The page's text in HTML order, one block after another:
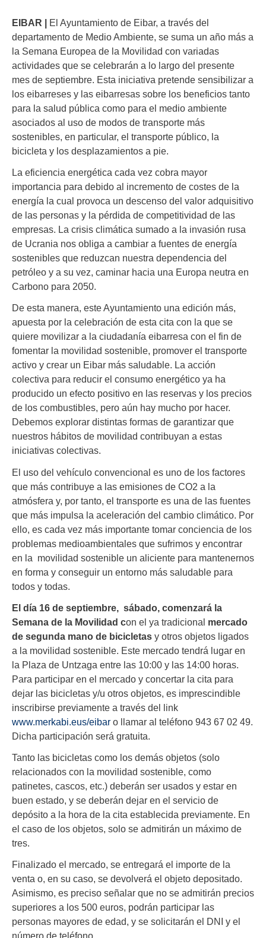
EIBAR | El Ayuntamiento de Eibar, a través del
departamento de Medio Ambiente, se suma un año más a
la Semana Europea de la Movilidad con variadas
actividades que se celebrarán a lo largo del presente
mes de septiembre. Esta iniciativa pretende sensibilizar a
los eibarreses y las eibarresas sobre los beneficios tanto
para la salud pública como para el medio ambiente
asociados al uso de modos de transporte más
sostenibles, en particular, el transporte público, la
bicicleta y los desplazamientos a pie.
La eficiencia energética cada vez cobra mayor
importancia para debido al incremento de costes de la
energía la cual provoca un descenso del valor adquisitivo
de las personas y la pérdida de competitividad de las
empresas. La crisis climática sumado a la invasión rusa
de Ucrania nos obliga a cambiar a fuentes de energía
sostenibles que reduzcan nuestra dependencia del
petróleo y a su vez, caminar hacia una Europa neutra en
Carbono para 2050.
De esta manera, este Ayuntamiento una edición más,
apuesta por la celebración de esta cita con la que se
quiere movilizar a la ciudadanía eibarresa con el fin de
fomentar la movilidad sostenible, promover el transporte
activo y crear un Eibar más saludable. La acción
colectiva para reducir el consumo energético ya ha
producido un efecto positivo en las reservas y los precios
de los combustibles, pero aún hay mucho por hacer.
Debemos explorar distintas formas de garantizar que
nuestros hábitos de movilidad contribuyan a estas
iniciativas colectivas.
El uso del vehículo convencional es uno de los factores
que más contribuye a las emisiones de CO2 a la
atmósfera y, por tanto, el transporte es una de las fuentes
que más impulsa la aceleración del cambio climático. Por
ello, es cada vez más importante tomar conciencia de los
problemas medioambientales que sufrimos y encontrar
en la movilidad sostenible un aliciente para mantenernos
en forma y conseguir un entorno más saludable para
todos y todas.
El día 16 de septiembre, sábado, comenzará la
Semana de la Movilidad con el ya tradicional mercado
de segunda mano de bicicletas y otros objetos ligados
a la movilidad sostenible. Este mercado tendrá lugar en
la Plaza de Untzaga entre las 10:00 y las 14:00 horas.
Para participar en el mercado y concertar la cita para
dejar las bicicletas y/u otros objetos, es imprescindible
inscribirse previamente a través del link
www.merkabi.eus/eibar o llamar al teléfono 943 67 02 49.
Dicha participación será gratuita.
Tanto las bicicletas como los demás objetos (solo
relacionados con la movilidad sostenible, como
patinetes, cascos, etc.) deberán ser usados y estar en
buen estado, y se deberán dejar en el servicio de
depósito a la hora de la cita establecida previamente. En
el caso de los objetos, solo se admitirán un máximo de
tres.
Finalizado el mercado, se entregará el importe de la
venta o, en su caso, se devolverá el objeto depositado.
Asimismo, es preciso señalar que no se admitirán precios
superiores a los 500 euros, podrán participar las
personas mayores de edad, y se solicitarán el DNI y el
número de teléfono.